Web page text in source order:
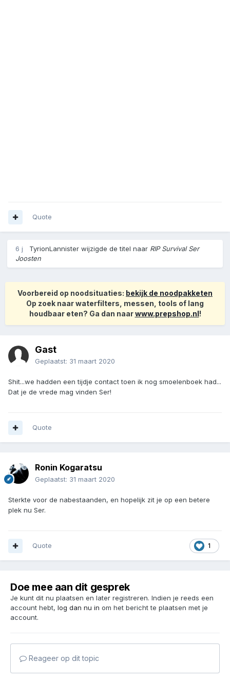
Quote
6 j TyrionLannister wijzigde de titel naar RIP Survival Ser
Joosten
Voorbereid op noodsituaties: bekijk de noodpakketen
Op zoek naar waterfilters, messen, tools of lang
houdbaar eten? Ga dan naarwww.prepshop.nl!
Gast
Geplaatst: 31 maart 2020
Shit...we hadden een tijdje contact toen ik nog smoelenboek had...
Dat je de vrede mag vinden Ser!
Quote
Ronin Kogaratsu
Geplaatst: 31 maart 2020
Sterkte voor de nabestaanden, en hopelijk zit je op een betere
plek nu Ser.
1
Quote
Doe mee aan dit gesprek
Je kunt dit nu plaatsen en later registreren. Indien je reeds een
account hebt, log dan nu in om het bericht te plaatsen met je
account.
Reageer op dit topic